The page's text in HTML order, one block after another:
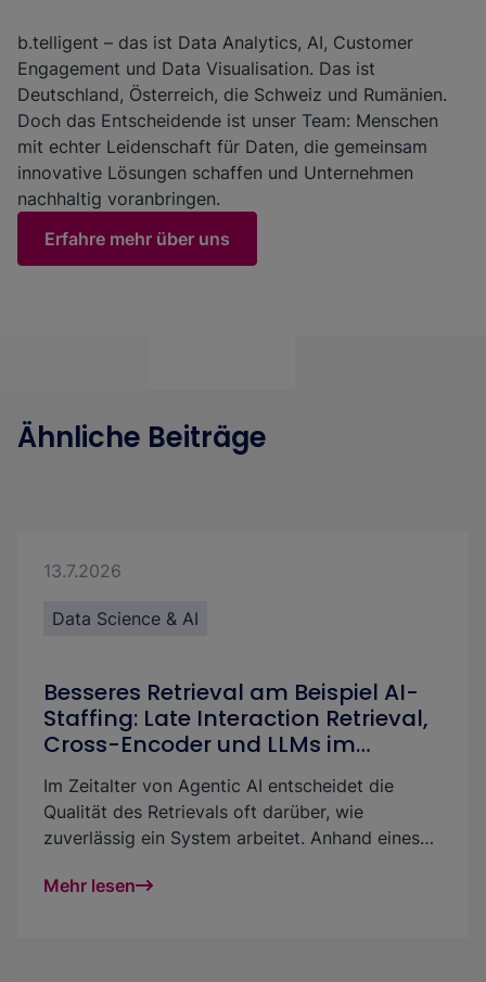
b.telligent – das ist Data Analytics, AI, Customer
Engagement und Data Visualisation. Das ist
Deutschland, Österreich, die Schweiz und Rumänien.
Doch das Entscheidende ist unser Team: Menschen
mit echter Leidenschaft für Daten, die gemeinsam
innovative Lösungen schaffen und Unternehmen
nachhaltig voranbringen.
Erfahre mehr über uns
Ähnliche Beiträge
13.7.2026
Data Science & AI
Besseres Retrieval am Beispiel AI-
Staffing: Late Interaction Retrieval,
Cross-Encoder und LLMs im
Im Zeitalter von Agentic AI entscheidet die
Qualität des Retrievals oft darüber, wie
zuverlässig ein System arbeitet. Anhand eines
Retrieval mit Late Interaction Retrieval, Cross-
Mehr lesen